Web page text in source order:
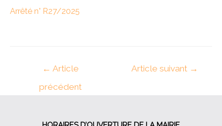
Arrêté n° R27/2025
Navigation
← Article
précédent
Article suivant →